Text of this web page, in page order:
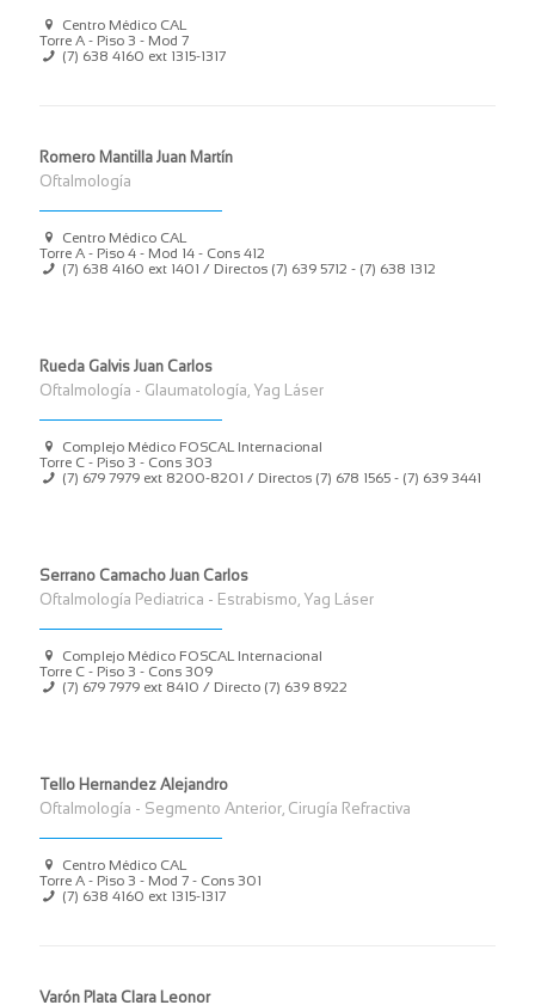
Centro Médico CAL
Torre A - Piso 3 - Mod 7
(7) 638 4160 ext 1315-1317
Romero Mantilla Juan Martín
Oftalmología
Centro Médico CAL
Torre A - Piso 4 - Mod 14 - Cons 412
(7) 638 4160 ext 1401 / Directos (7) 639 5712 - (7) 638 1312
Rueda Galvis Juan Carlos
Oftalmología - Glaumatología, Yag Láser
Complejo Médico FOSCAL Internacional
Torre C - Piso 3 - Cons 303
(7) 679 7979 ext 8200-8201 / Directos (7) 678 1565 - (7) 639 3441
Serrano Camacho Juan Carlos
Oftalmología Pediatrica - Estrabismo, Yag Láser
Complejo Médico FOSCAL Internacional
Torre C - Piso 3 - Cons 309
(7) 679 7979 ext 8410 / Directo (7) 639 8922
Tello Hernandez Alejandro
Oftalmología - Segmento Anterior, Cirugía Refractiva
Centro Médico CAL
Torre A - Piso 3 - Mod 7 - Cons 301
(7) 638 4160 ext 1315-1317
Varón Plata Clara Leonor